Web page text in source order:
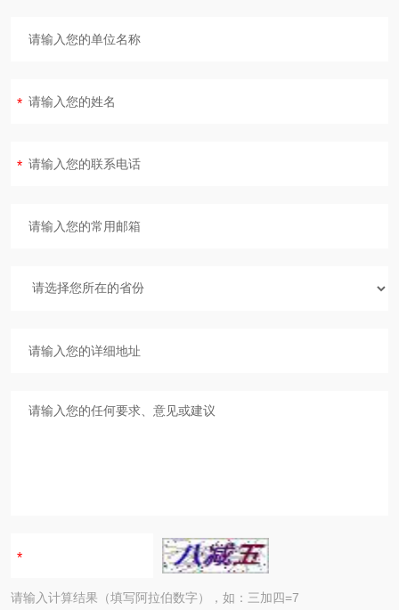
请输入计算结果（填写阿拉伯数字），如：三加四=7